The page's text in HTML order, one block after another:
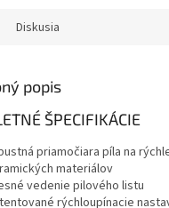
Diskusia
popis
ŠPECIFIKÁCIE
priamočiara píla na
materiálov
vedenie pilového listu
rýchloupínacie